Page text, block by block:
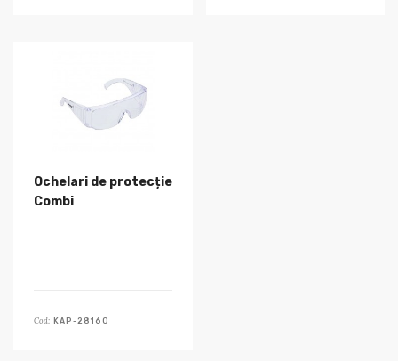
Ochelari de protecție
Combi
Cod: KAP-28160